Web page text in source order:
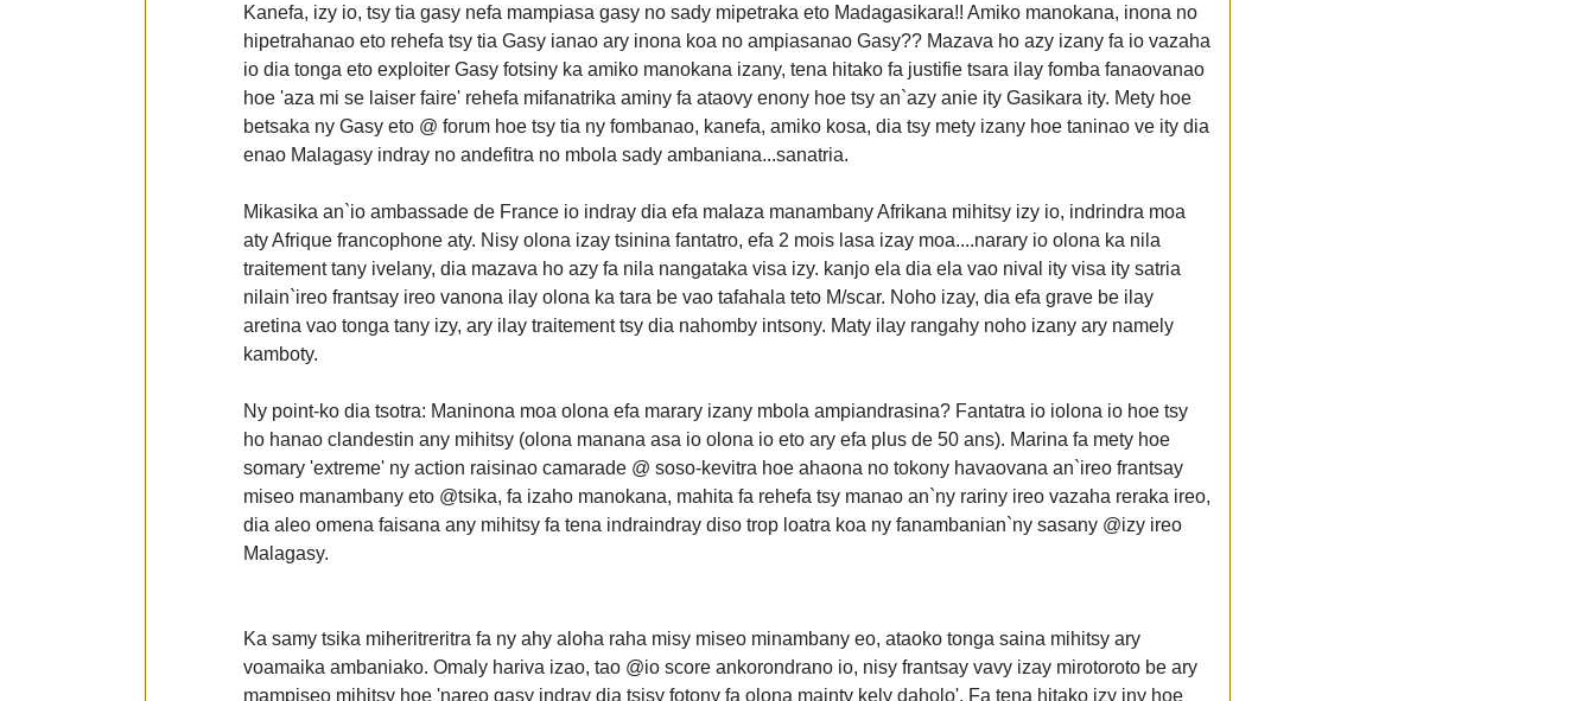
Kanefa, izy io, tsy tia gasy nefa mampiasa gasy no sady mipetraka eto Madagasikara!! Amiko manokana, inona no
hipetrahanao eto rehefa tsy tia Gasy ianao ary inona koa no ampiasanao Gasy?? Mazava ho azy izany fa io vazaha
io dia tonga eto exploiter Gasy fotsiny ka amiko manokana izany, tena hitako fa justifie tsara ilay fomba fanaovanao
hoe 'aza mi se laiser faire' rehefa mifanatrika aminy fa ataovy enony hoe tsy an`azy anie ity Gasikara ity. Mety hoe
betsaka ny Gasy eto @ forum hoe tsy tia ny fombanao, kanefa, amiko kosa, dia tsy mety izany hoe taninao ve ity dia
enao Malagasy indray no andefitra no mbola sady ambaniana...sanatria.
Mikasika an`io ambassade de France io indray dia efa malaza manambany Afrikana mihitsy izy io, indrindra moa
aty Afrique francophone aty. Nisy olona izay tsinina fantatro, efa 2 mois lasa izay moa....narary io olona ka nila
traitement tany ivelany, dia mazava ho azy fa nila nangataka visa izy. kanjo ela dia ela vao nival ity visa ity satria
nilain`ireo frantsay ireo vanona ilay olona ka tara be vao tafahala teto M/scar. Noho izay, dia efa grave be ilay
aretina vao tonga tany izy, ary ilay traitement tsy dia nahomby intsony. Maty ilay rangahy noho izany ary namely
kamboty.
Ny point-ko dia tsotra: Maninona moa olona efa marary izany mbola ampiandrasina? Fantatra io iolona io hoe tsy
ho hanao clandestin any mihitsy (olona manana asa io olona io eto ary efa plus de 50 ans). Marina fa mety hoe
somary 'extreme' ny action raisinao camarade @ soso-kevitra hoe ahaona no tokony havaovana an`ireo frantsay
miseo manambany eto @tsika, fa izaho manokana, mahita fa rehefa tsy manao an`ny rariny ireo vazaha reraka ireo,
dia aleo omena faisana any mihitsy fa tena indraindray diso trop loatra koa ny fanambanian`ny sasany @izy ireo
Malagasy.
Ka samy tsika miheritreritra fa ny ahy aloha raha misy miseo minambany eo, ataoko tonga saina mihitsy ary
voamaika ambaniako. Omaly hariva izao, tao @io score ankorondrano io, nisy frantsay vavy izay mirotoroto be ary
mampiseo mihitsy hoe 'nareo gasy indray dia tsisy fotony fa olona mainty kely daholo'. Fa tena hitako izy iny hoe